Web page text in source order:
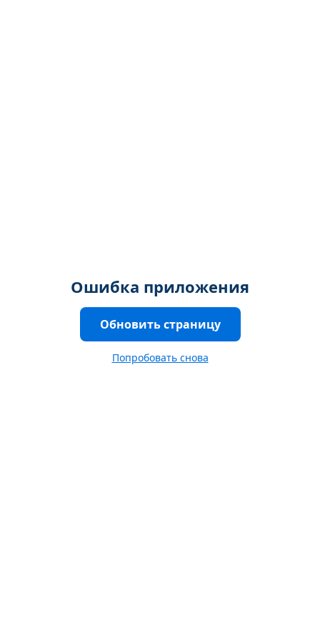
Ошибка приложения
Обновить страницу
Попробовать снова